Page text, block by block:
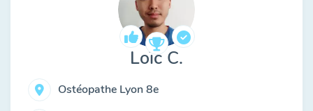
Loïc C.
Ostéopathe Lyon 8e